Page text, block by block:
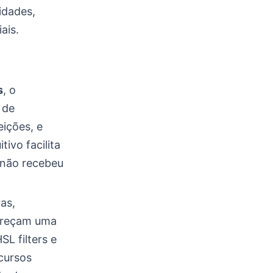
, o
e
facilita
recebeu
uma
filters e